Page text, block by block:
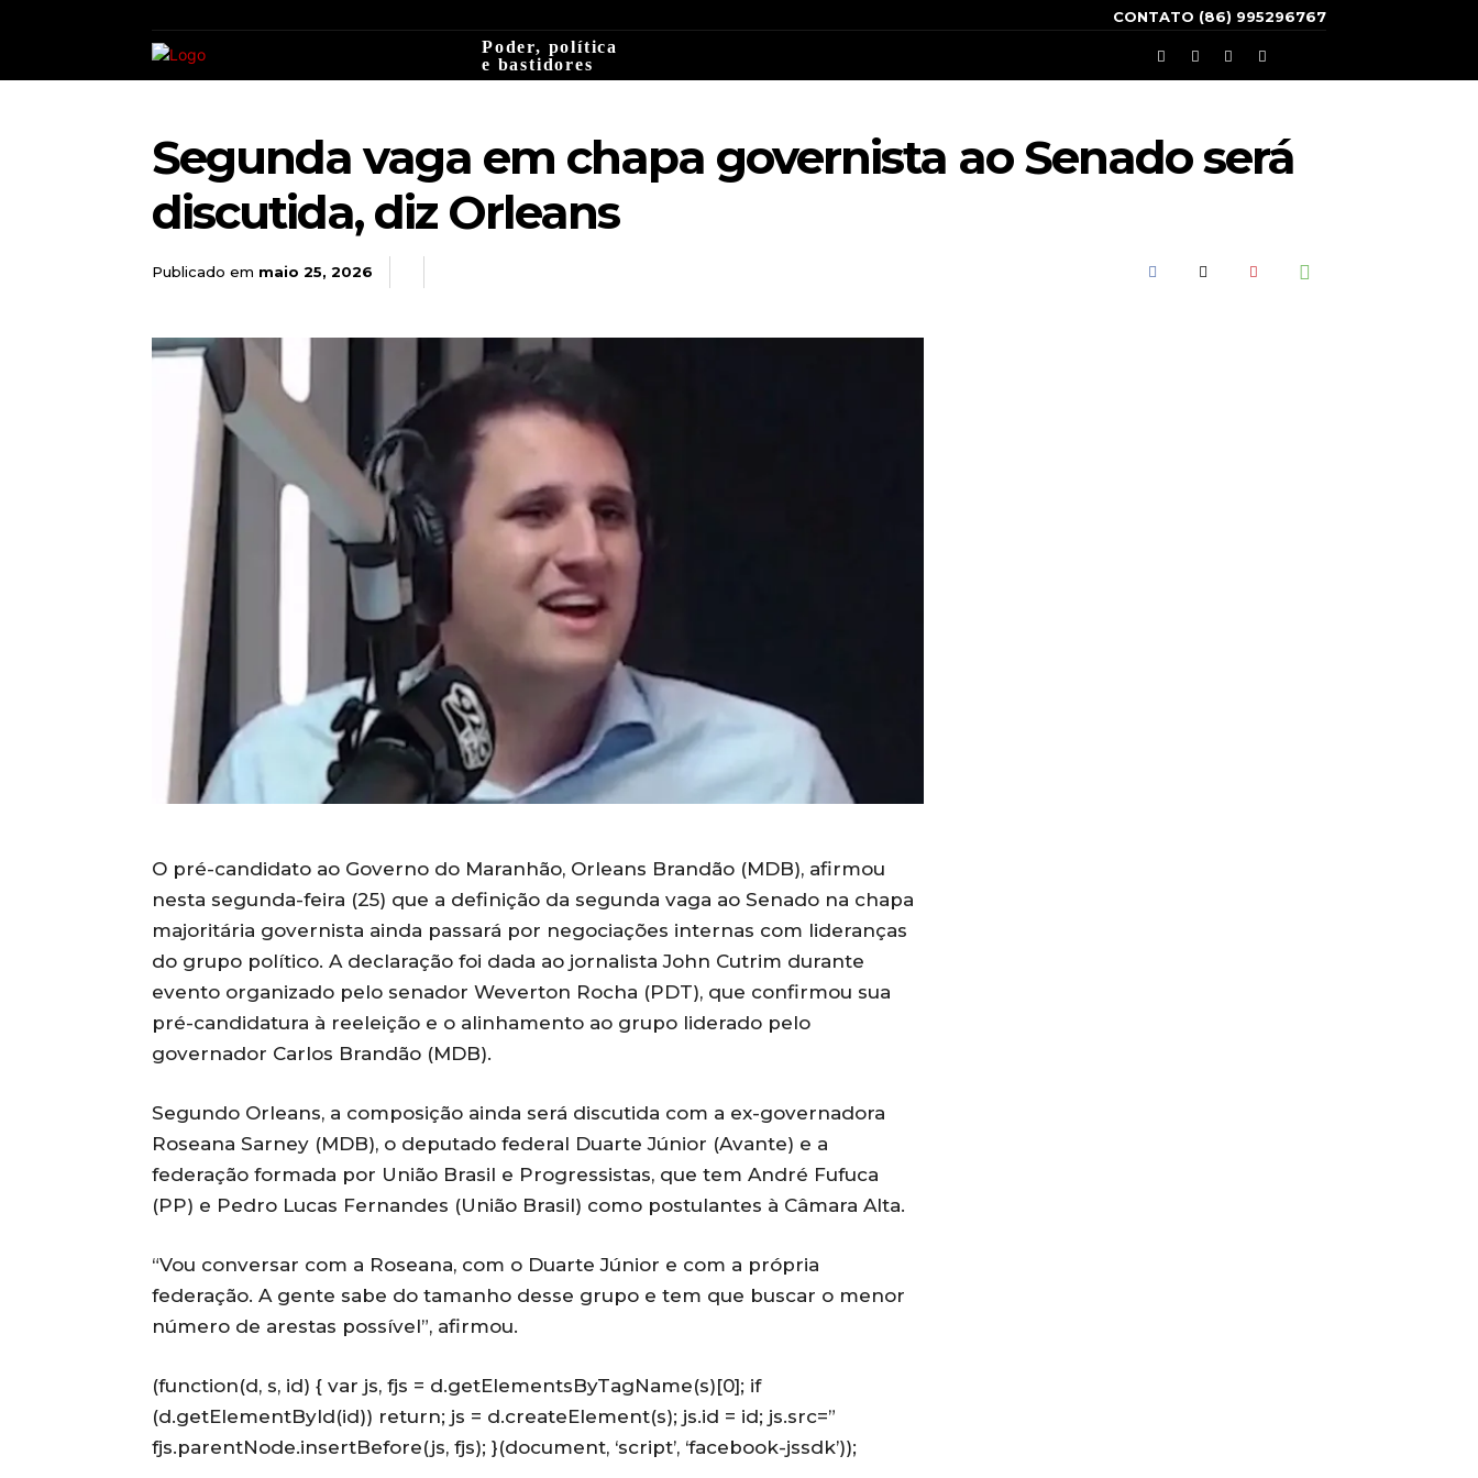
CONTATO (86) 995296767
Poder, política
e bastidores
Segunda vaga em chapa governista ao Senado será
discutida, diz Orleans
Publicado em maio 25, 2026
O pré-candidato ao Governo do Maranhão, Orleans Brandão (MDB), afirmou
nesta segunda-feira (25) que a definição da segunda vaga ao Senado na chapa
majoritária governista ainda passará por negociações internas com lideranças
do grupo político. A declaração foi dada ao jornalista John Cutrim durante
evento organizado pelo senador Weverton Rocha (PDT), que confirmou sua
pré-candidatura à reeleição e o alinhamento ao grupo liderado pelo
governador Carlos Brandão (MDB).
Segundo Orleans, a composição ainda será discutida com a ex-governadora
Roseana Sarney (MDB), o deputado federal Duarte Júnior (Avante) e a
federação formada por União Brasil e Progressistas, que tem André Fufuca
(PP) e Pedro Lucas Fernandes (União Brasil) como postulantes à Câmara Alta.
“Vou conversar com a Roseana, com o Duarte Júnior e com a própria
federação. A gente sabe do tamanho desse grupo e tem que buscar o menor
número de arestas possível”, afirmou.
(function(d, s, id) { var js, fjs = d.getElementsByTagName(s)[0]; if
(d.getElementById(id)) return; js = d.createElement(s); js.id = id; js.src=”
fjs.parentNode.insertBefore(js, fjs); }(document, ‘script’, ‘facebook-jssdk’));